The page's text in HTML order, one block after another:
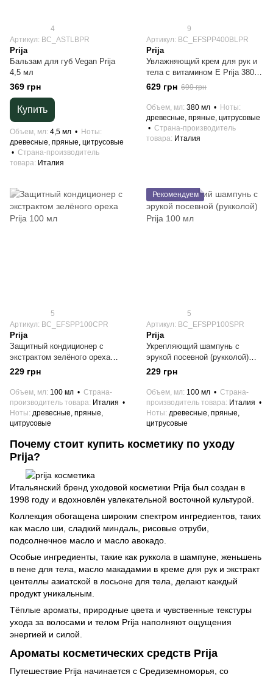
4
Артикул: BC_ASTLBPR
Prija
Бальзам для губ Vegan Prija
4,5 мл
369 грн
Купить
Объем, мл 4,5 мл
Ноты
древесные, пряные, цитрусовые
Страна-производитель
товара Италия
9
Артикул: BC_EFSPP400BLPR
Prija
Увлажняющий крем для рук и
тела с витамином Е Prija 380
мл
629 грн 699 грн
Объем, мл 380 мл
Ноты
древесные, пряные, цитрусовые
Страна-производитель
товара Италия
5
Артикул: BC_EFSPP100CPR
Prija
Защитный кондиционер с
экстрактом зелёного ореха
Prija 100 мл
229 грн
Объем, мл 100 мл
Страна-
производитель товара Италия
Ноты древесные, пряные,
цитрусовые
Рекомендуем
5
Артикул: BC_EFSPP100SPR
Prija
Укрепляющий шампунь с
эрукой посевной (рукколой)
Prija 100 мл
229 грн
Объем, мл 100 мл
Страна-
производитель товара Италия
Ноты древесные, пряные,
цитрусовые
Почему стоит купить косметику по уходу
Prija?
Итальянский бренд уходовой косметики Prija был создан в
1998 году и вдохновлён увлекательной восточной культурой.
Коллекция обогащена широким спектром ингредиентов, таких
как масло ши, сладкий миндаль, рисовые отруби,
подсолнечное масло и масло авокадо.
Особые ингредиенты, такие как руккола в шампуне, женьшень
в пене для тела, масло макадамии в креме для рук и экстракт
центеллы азиатской в лосьоне для тела, делают каждый
продукт уникальным.
Тёплые ароматы, природные цвета и чувственные текстуры
ухода за волосами и телом Prija наполняют ощущения
энергией и силой.
Ароматы косметических средств Prija
Путешествие Prija начинается с Средиземноморья, со